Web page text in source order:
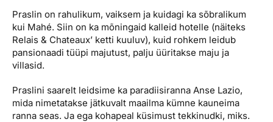
Praslin on rahulikum, vaiksem ja kuidagi ka sõbralikum
kui Mahé. Siin on ka mõningaid kalleid hotelle (näiteks
Relais & Chateaux’ ketti kuuluv), kuid rohkem leidub
pansionaadi tüüpi majutust, palju üüritakse maju ja
villasid.
Praslini saarelt leidsime ka paradiisiranna Anse Lazio,
mida nimetatakse jätkuvalt maailma kümne kauneima
ranna seas. Ja ega kohapeal küsimust tekkinudki, miks.